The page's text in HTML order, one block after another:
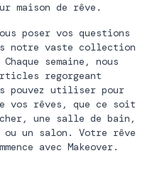
maison de rêve.
poser vos questions
notre vaste collection
semaine, nous
regorgeant
pouvez utiliser pour
vos rêves, que ce soit
une salle de bain,
un salon. Votre rêve
avec Makeover.